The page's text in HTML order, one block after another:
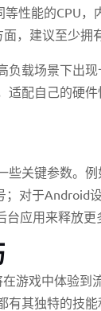
性能的CPU，
，建议至少拥
载场景下出现
配自己的硬
关键参数。
对于Android
应用来释放更
游戏中体验到
其独特的技